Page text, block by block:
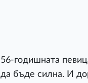
56-годишната
да бъде силна. И